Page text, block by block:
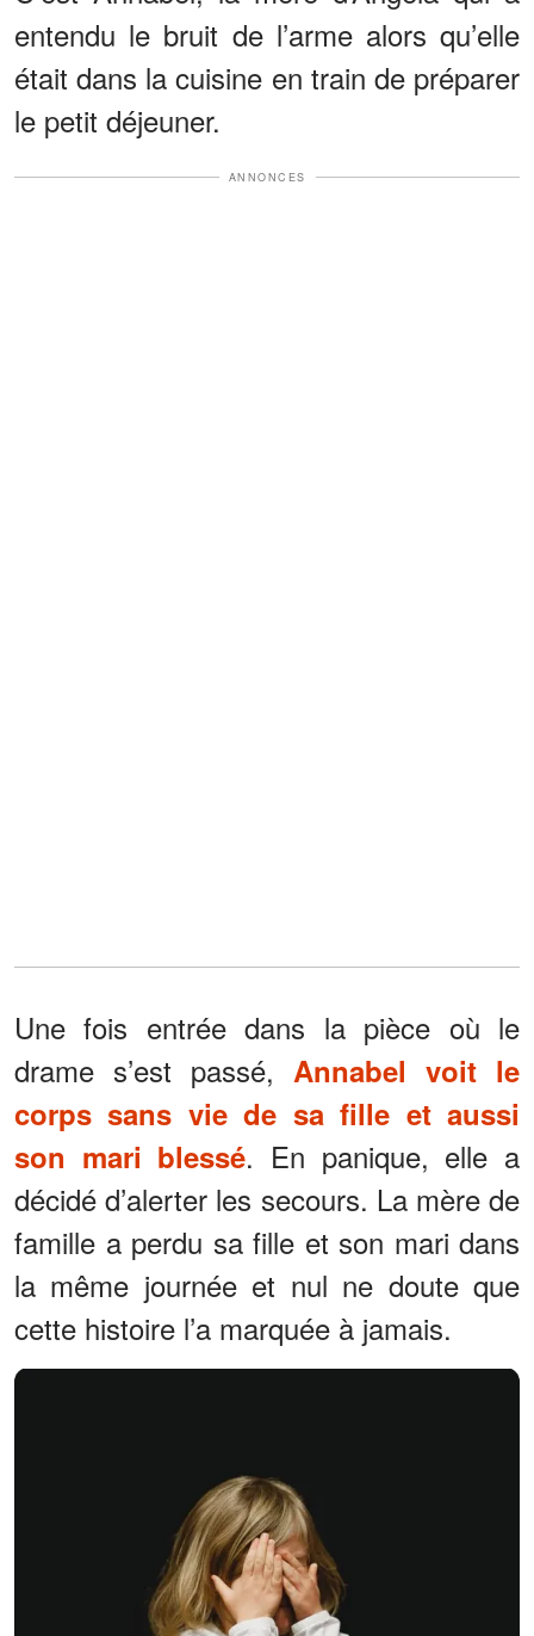
entendu le bruit de l’arme alors qu’elle
était dans la cuisine en train de préparer
le petit déjeuner.
ANNONCES
Une fois entrée dans la pièce où le
drame s’est passé, Annabel voit le
corps sans vie de sa fille et aussi
son mari blessé. En panique, elle a
décidé d’alerter les secours. La mère de
famille a perdu sa fille et son mari dans
la même journée et nul ne doute que
cette histoire l’a marquée à jamais.